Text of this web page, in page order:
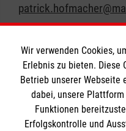
Geistliches
Wir verwenden Cookies,
Erlebnis zu bieten. Diese
Betrieb unserer Webseite
dabei, unsere
Funktionen
Erfolgskontrolle und